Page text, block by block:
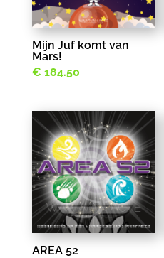
Mijn Juf komt van
Mars!
€ 184.50
AREA 52